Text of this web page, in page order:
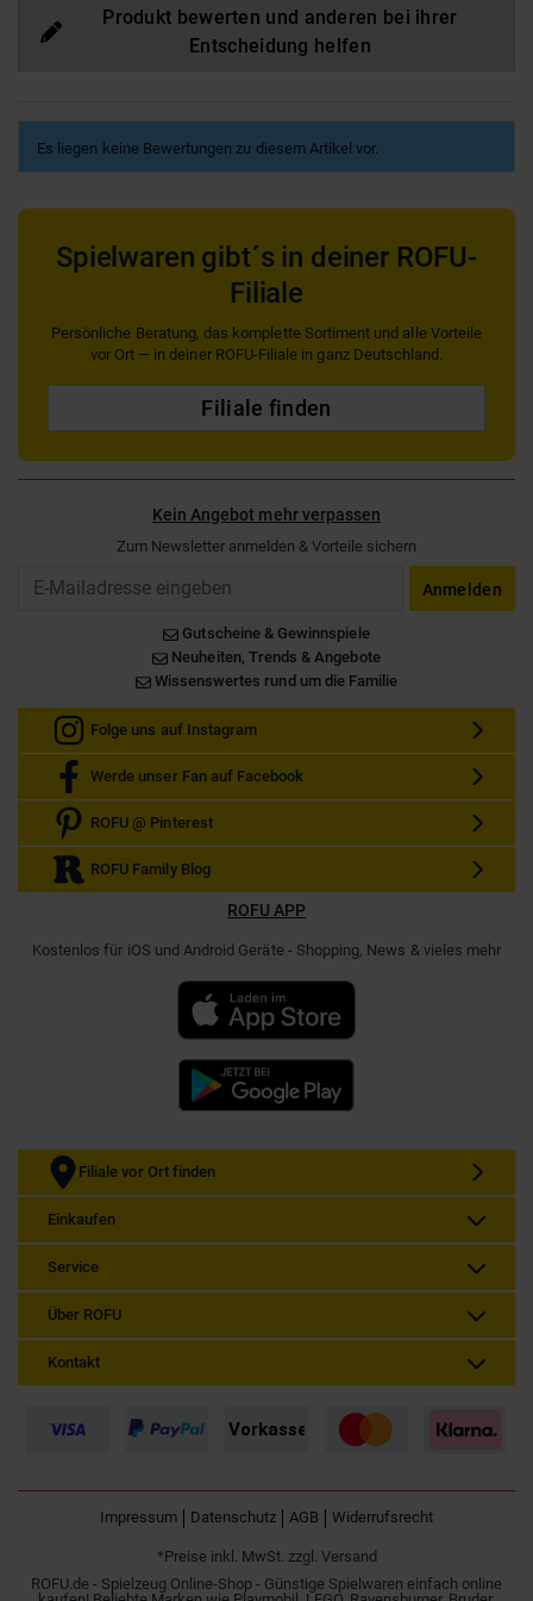
Produkt bewerten und anderen bei ihrer
Entscheidung helfen
Es liegen keine Bewertungen zu diesem Artikel vor.
Spielwaren gibt´s in deiner ROFU-
Filiale
Persönliche Beratung, das komplette Sortiment und alle Vorteile
vor Ort — in deiner ROFU-Filiale in ganz Deutschland.
Filiale finden
Kein Angebot mehr verpassen
Zum Newsletter anmelden & Vorteile sichern
Anmelden
Gutscheine & Gewinnspiele
Neuheiten, Trends & Angebote
Wissenswertes rund um die Familie
Folge uns auf Instagram
Werde unser Fan auf Facebook
ROFU @ Pinterest
ROFU Family Blog
ROFU APP
Kostenlos für iOS und Android Geräte - Shopping, News & vieles mehr
Filiale vor Ort finden
Einkaufen
Service
Über ROFU
Kontakt
Impressum Datenschutz AGB Widerrufsrecht
*Preise inkl. MwSt. zzgl. Versand
ROFU.de - Spielzeug Online-Shop - Günstige Spielwaren einfach online